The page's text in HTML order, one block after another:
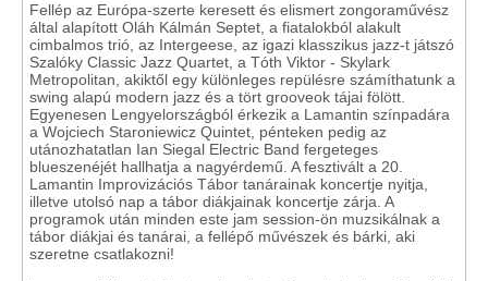
Fellép az Európa-szerte keresett és elismert zongoraművész
által alapított Oláh Kálmán Septet, a fiatalokból alakult
cimbalmos trió, az Intergeese, az igazi klasszikus jazz-t játszó
Szalóky Classic Jazz Quartet, a Tóth Viktor - Skylark
Metropolitan, akiktől egy különleges repülésre számíthatunk a
swing alapú modern jazz és a tört grooveok tájai fölött.
Egyenesen Lengyelországból érkezik a Lamantin színpadára
a Wojciech Staroniewicz Quintet, pénteken pedig az
utánozhatatlan Ian Siegal Electric Band fergeteges
blueszenéjét hallhatja a nagyérdemű. A fesztivált a 20.
Lamantin Improvizációs Tábor tanárainak koncertje nyitja,
illetve utolsó nap a tábor diákjainak koncertje zárja. A
programok után minden este jam session-ön muzsikálnak a
tábor diákjai és tanárai, a fellépő művészek és bárki, aki
szeretne csatlakozni!